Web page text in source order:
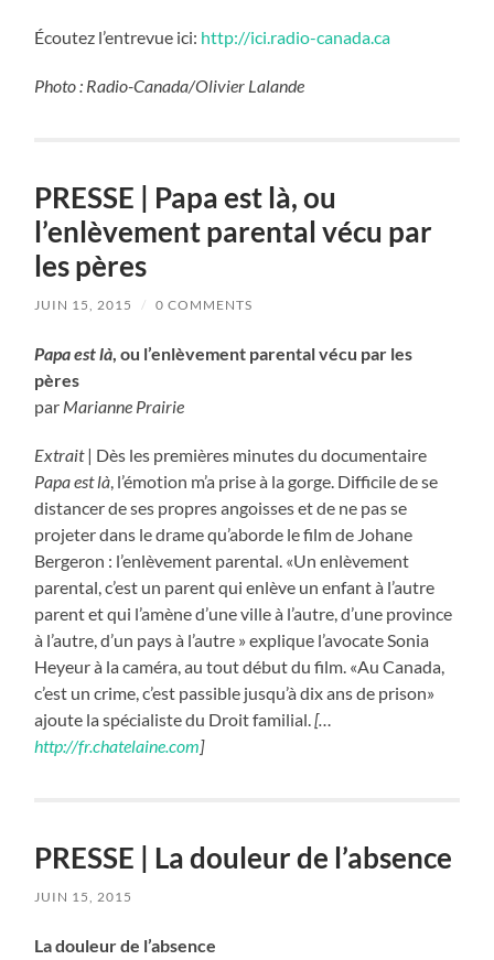
Écoutez l’entrevue ici: http://ici.radio-canada.ca
Photo : Radio-Canada/Olivier Lalande
PRESSE | Papa est là, ou
l’enlèvement parental vécu par
les pères
JUIN 15, 2015 / 0 COMMENTS
Papa est là, ou l’enlèvement parental vécu par les
pères
par Marianne Prairie
Extrait| Dès les premières minutes du documentaire
Papa est là, l’émotion m’a prise à la gorge. Difficile de se
distancer de ses propres angoisses et de ne pas se
projeter dans le drame qu’aborde le film de Johane
Bergeron : l’enlèvement parental. «Un enlèvement
parental, c’est un parent qui enlève un enfant à l’autre
parent et qui l’amène d’une ville à l’autre, d’une province
à l’autre, d’un pays à l’autre » explique l’avocate Sonia
Heyeur à la caméra, au tout début du film. «Au Canada,
c’est un crime, c’est passible jusqu’à dix ans de prison»
ajoute la spécialiste du Droit familial.[…
http://fr.chatelaine.com]
PRESSE | La douleur de l’absence
JUIN 15, 2015
La douleur de l’absence